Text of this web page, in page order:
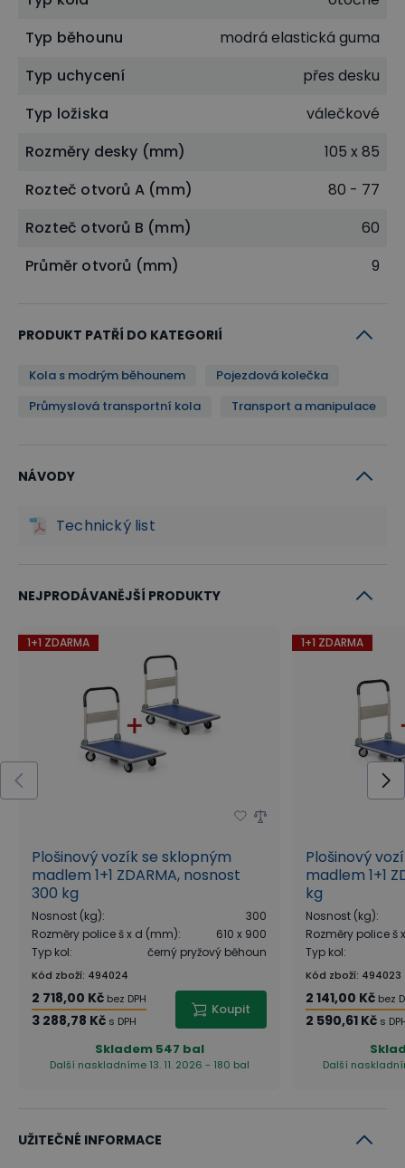
Typ běhounu
modrá elastická guma
Typ uchycení
přes desku
Typ ložiska
válečkové
Rozměry desky (mm)
105 x 85
Rozteč otvorů A (mm)
80 - 77
Rozteč otvorů B (mm)
60
Průměr otvorů (mm)
9
PRODUKT PATŘÍ DO KATEGORIÍ
Kola s modrým běhounem
Pojezdová kolečka
Průmyslová transportní kola
Transport a manipulace
NÁVODY
Technický list
NEJPRODÁVANĚJŠÍ PRODUKTY
1+1 ZDARMA
Plošinový vozík se sklopným
madlem 1+1 ZDARMA, nosnost
300 kg
Nosnost (kg):
300
Rozměry police š x d (mm):
610 x 900
Typ kol: černý pryžový běhoun
Kód zboží: 494024
2 718,00 Kč bez DPH
3 288,78 Kč s DPH
Koupit
Skladem 547 bal
Další naskladníme 13. 11. 2026 - 180 bal
1+1 ZDARMA
Plošinový
madlem 1+1
kg
Nosnost (kg):
Rozměry police š
Typ kol:
Kód zboží: 494023
2 141,00 Kč bez
2 590,61 Kč s
Další
UŽITEČNÉ INFORMACE